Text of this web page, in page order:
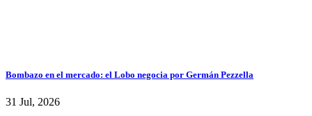
Bombazo en el mercado: el Lobo negocia por Germán Pezzella
31 Jul, 2026